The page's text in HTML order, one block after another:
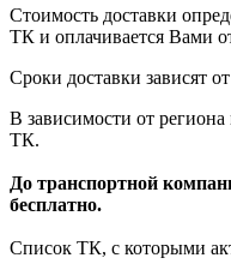
Стоимость доставки
ТК и оплачивается Вами
Сроки доставки зависят
В зависимости от
ТК.
До транспортной
бесплатно.
Список ТК, с которыми